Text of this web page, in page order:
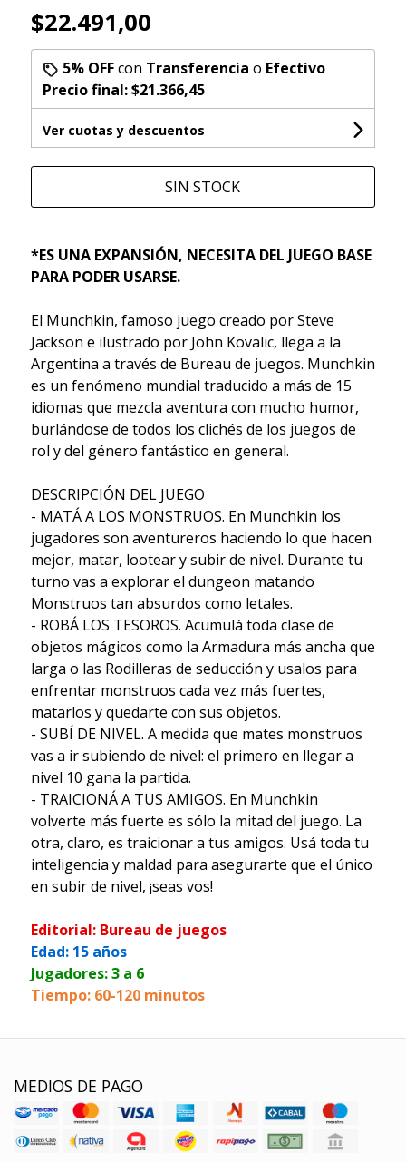
$22.491,00
5% OFFcon Transferencia o Efectivo
Precio final:$21.366,45
Ver cuotas y descuentos
SIN STOCK
*ES UNA EXPANSIÓN, NECESITA DEL JUEGO BASE
PARA PODER USARSE.
El Munchkin, famoso juego creado por Steve
Jackson e ilustrado por John Kovalic, llega a la
Argentina a través de Bureau de juegos. Munchkin
es un fenómeno mundial traducido a más de 15
idiomas que mezcla aventura con mucho humor,
burlándose de todos los clichés de los juegos de
rol y del género fantástico en general.
DESCRIPCIÓN DEL JUEGO
- MATÁ A LOS MONSTRUOS. En Munchkin los
jugadores son aventureros haciendo lo que hacen
mejor, matar, lootear y subir de nivel. Durante tu
turno vas a explorar el dungeon matando
Monstruos tan absurdos como letales.
- ROBÁ LOS TESOROS. Acumulá toda clase de
objetos mágicos como la Armadura más ancha que
larga o las Rodilleras de seducción y usalos para
enfrentar monstruos cada vez más fuertes,
matarlos y quedarte con sus objetos.
- SUBÍ DE NIVEL. A medida que mates monstruos
vas a ir subiendo de nivel: el primero en llegar a
nivel 10 gana la partida.
- TRAICIONÁ A TUS AMIGOS. En Munchkin
volverte más fuerte es sólo la mitad del juego. La
otra, claro, es traicionar a tus amigos. Usá toda tu
inteligencia y maldad para asegurarte que el único
en subir de nivel, ¡seas vos!
Editorial: Bureau de juegos
Edad: 15 años
Jugadores: 3 a 6
Tiempo: 60-120 minutos
MEDIOS DE PAGO